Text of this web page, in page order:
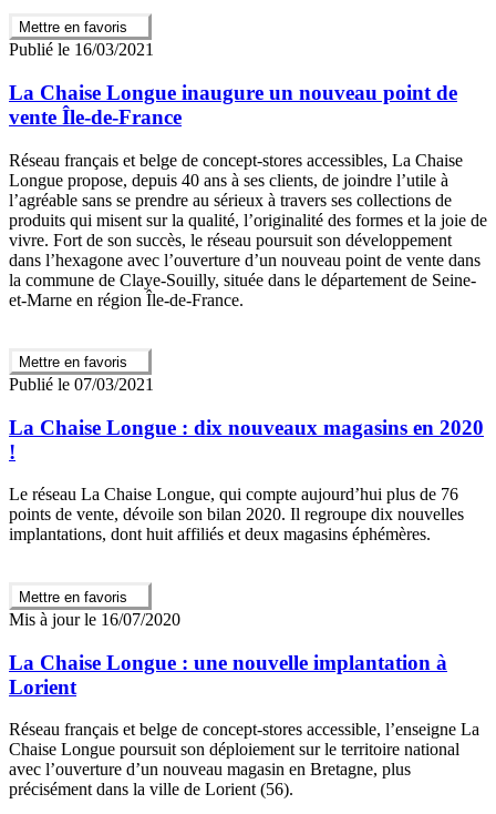
Mettre en favoris
Publié le 16/03/2021
La Chaise Longue inaugure un nouveau point de
vente Île-de-France
Réseau français et belge de concept-stores accessibles, La Chaise
Longue propose, depuis 40 ans à ses clients, de joindre l’utile à
l’agréable sans se prendre au sérieux à travers ses collections de
produits qui misent sur la qualité, l’originalité des formes et la joie de
vivre. Fort de son succès, le réseau poursuit son développement
dans l’hexagone avec l’ouverture d’un nouveau point de vente dans
la commune de Claye-Souilly, située dans le département de Seine-
et-Marne en région Île-de-France.
Mettre en favoris
Publié le 07/03/2021
La Chaise Longue : dix nouveaux magasins en 2020
!
Le réseau La Chaise Longue, qui compte aujourd’hui plus de 76
points de vente, dévoile son bilan 2020. Il regroupe dix nouvelles
implantations, dont huit affiliés et deux magasins éphémères.
Mettre en favoris
Mis à jour le 16/07/2020
La Chaise Longue : une nouvelle implantation à
Lorient
Réseau français et belge de concept-stores accessible, l’enseigne La
Chaise Longue poursuit son déploiement sur le territoire national
avec l’ouverture d’un nouveau magasin en Bretagne, plus
précisément dans la ville de Lorient (56).